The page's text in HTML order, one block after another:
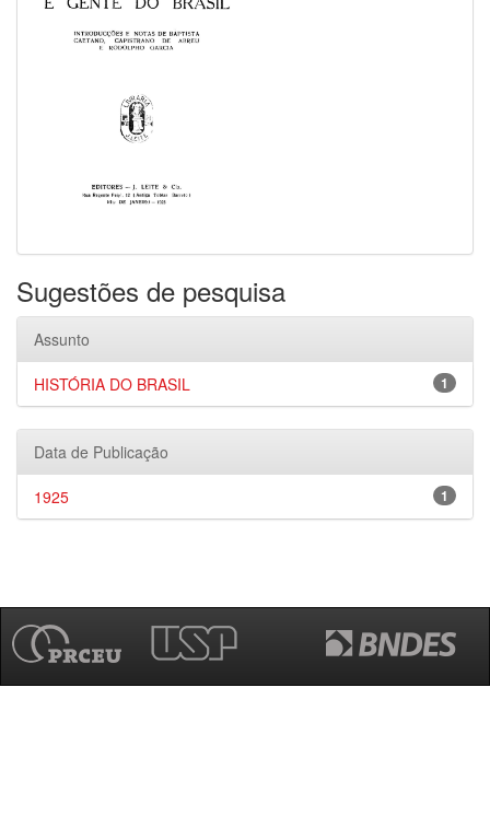
Sugestões de pesquisa
Assunto
1
HISTÓRIA DO BRASIL
Data de Publicação
1
1925